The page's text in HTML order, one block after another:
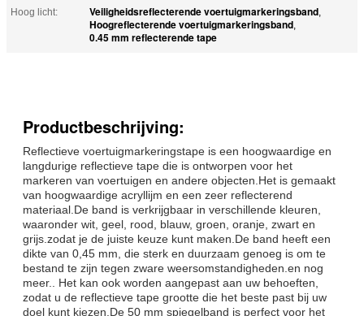
Hoog licht:
Veiligheidsreflecterende voertuigmarkeringsband,
Hoogreflecterende voertuigmarkeringsband,
0.45 mm reflecterende tape
Productbeschrijving:
Reflectieve voertuigmarkeringstape is een hoogwaardige en
langdurige reflectieve tape die is ontworpen voor het
markeren van voertuigen en andere objecten.Het is gemaakt
van hoogwaardige acryllijm en een zeer reflecterend
materiaal.De band is verkrijgbaar in verschillende kleuren,
waaronder wit, geel, rood, blauw, groen, oranje, zwart en
grijs.zodat je de juiste keuze kunt maken.De band heeft een
dikte van 0,45 mm, die sterk en duurzaam genoeg is om te
bestand te zijn tegen zware weersomstandigheden.en nog
meer.. Het kan ook worden aangepast aan uw behoeften,
zodat u de reflectieve tape grootte die het beste past bij uw
doel kunt kiezen.De 50 mm spiegelband is perfect voor het